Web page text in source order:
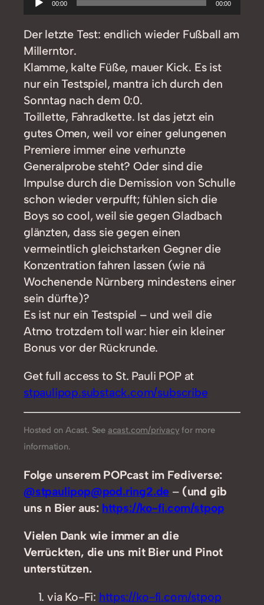
Player
00:00 00:00
Der letzte Test: endlich wieder Fußball am
Millerntor.
Klamme, kalte Füße, mauer Kick. Es ist
nur ein Testspiel, mantra ich durch den
Sonntag nach dem 0:0.
Toillette, Fahradkette. Ist das jetzt ein
gutes Omen, weil vor einer gelungenen
Premiere immer eine verhunzte
Generalprobe steht? Oder sind die
Impulse durch die Demission von Schulle
schon wieder verpufft; fühlen sich die
Boys so cool, weil sie gegen Gladbach
glänzten, dass sie gegen einen
vermeintlich gleichstarken Gegner die
Konzentration fahren lassen (wie nä
Wochenende Nürnberg mindestens einer
sein dürfte)?
Es ist nur ein Testspiel – und weil die
Atmo trotzdem toll war: hier ein kleiner
Bonus vor der Rückrunde.
Get full access to St. Pauli POP at
stpaulipop.substack.com/subscribe
Hosted on Acast. See acast.com/privacy for more
information.
Folge unserem POPcast im Fediverse:
@stpaulipop@pod.ring2.de – (und gib
uns n Bier aus: https://ko-fi.com/stpop
Vielen Dank wie immer an die
Verrückten, die uns mit Bier und Pinot
unterstützen.
via Ko-Fi: https://ko-fi.com/stpop